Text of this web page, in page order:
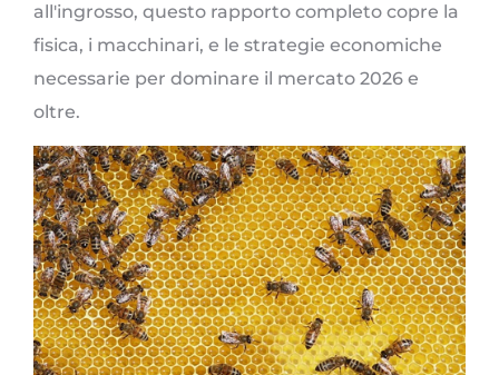
all'ingrosso, questo rapporto completo copre la
fisica, i macchinari, e le strategie economiche
necessarie per dominare il mercato 2026 e
oltre.